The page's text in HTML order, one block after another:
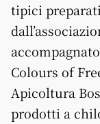
tipici
Colours of
Apicoltura
prodotti a